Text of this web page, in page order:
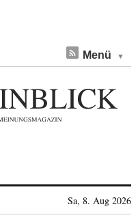
Menü
Sa, 8. Aug 2026